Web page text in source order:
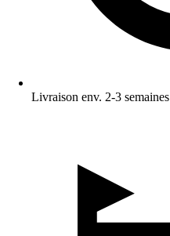
Livraison env. 2-3 semaines